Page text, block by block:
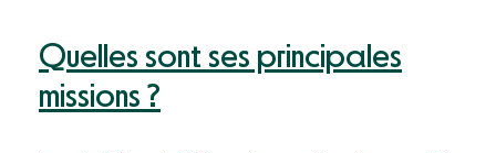
Quelles sont ses principales
missions ?